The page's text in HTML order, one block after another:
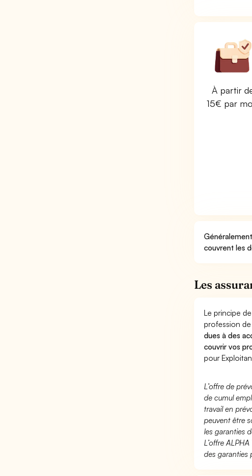
À partir
15€ par
couvrent les
Les
Le principe
profession
dues à des
couvrir vos
pour
L’offre de
de cumul
travail en
peuvent être
les garanties
L’offre
des garanties